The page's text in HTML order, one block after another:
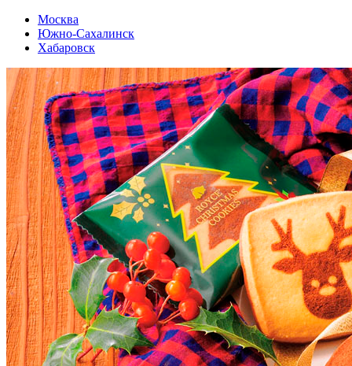
Москва
Южно-Сахалинск
Хабаровск